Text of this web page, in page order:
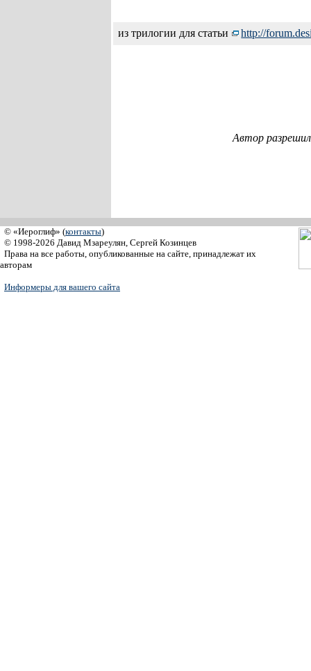
из трилогии для статьи http://for
Автор
© «Иероглиф» (контакты)
© 1998-2026 Давид Мзареулян, Сергей Козинцев
Права на все работы, опубликованные на сайте, принадлежат их
авторам
Информеры для вашего сайта